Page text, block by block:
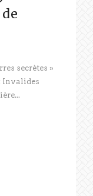
secrètes »
Invalides